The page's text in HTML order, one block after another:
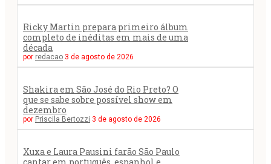
Ricky Martin prepara primeiro álbum
completo de inéditas em mais de uma
década
por redacao 3 de agosto de 2026
Shakira em São José do Rio Preto? O
que se sabe sobre possível show em
dezembro
por Priscila Bertozzi 3 de agosto de 2026
Xuxa e Laura Pausini farão São Paulo